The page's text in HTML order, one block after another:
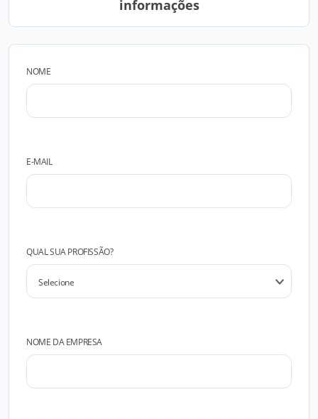
informações
NOME
E-MAIL
QUAL SUA PROFISSÃO?
NOME DA EMPRESA